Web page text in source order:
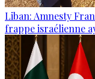
Liban: Amnesty
frappe israélienne